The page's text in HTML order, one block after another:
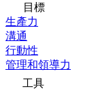
目標
生產力
溝通
行動性
管理和領導力
工具